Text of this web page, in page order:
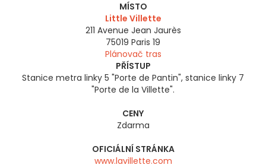
MÍSTO
Little Villette
211 Avenue Jean Jaurès
75019 Paris 19
Plánovač tras
PŘÍSTUP
Stanice metra linky 5 "Porte de Pantin", stanice linky 7
"Porte de la Villette".
CENY
Zdarma
OFICIÁLNÍ STRÁNKA
www.lavillette.com